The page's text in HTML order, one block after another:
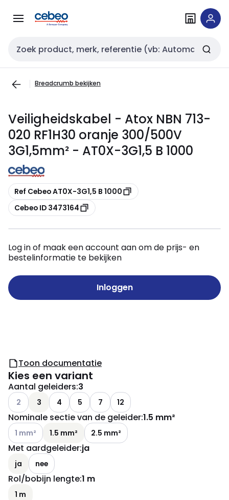
naar
naar
Zoekveld invoer
Breadcrumb bekijken
Veiligheidskabel - Atox NBN 713-
020 RF1H30 oranje 300/500V
3G1,5mm² - AT0X-3G1,5 B 1000
Kopiëren
Ref Cebeo AT0X-3G1,5 B 1000
Kopiëren
Cebeo ID 3473164
Log in of maak een account aan om de prijs- en
bestelinformatie te bekijken
Inloggen
Toon documentatie
Kies een variant
Aantal geleiders:3
Andere varianten (Huidige combinatie niet mogelijk)
2 3 4 5 7 12
Nominale sectie van de geleider:1.5 mm²
Andere varianten (Huidige combinatie niet mogelijk)
1 mm² 1.5 mm² 2.5 mm²
Met aardgeleider:ja
ja nee
Rol/bobijn lengte:1 m
1 m